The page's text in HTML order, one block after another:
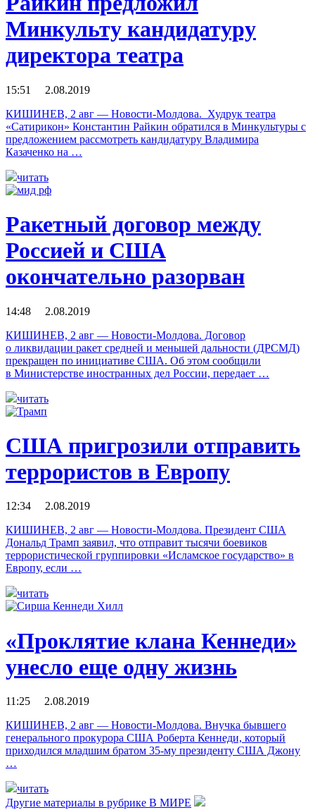
Минкульту кандидатуру
директора театра
15:51 2.08.2019
КИШИНЕВ, 2 авг — Новости-Молдова. Худрук театра
«Сатирикон» Константин Райкин обратился в Минкультуры с
предложением рассмотреть кандидатуру Владимира
Казаченко на …
читать
Ракетный договор между
Россией и США
окончательно разорван
14:48 2.08.2019
КИШИНЕВ, 2 авг — Новости-Молдова. Договор
о ликвидации ракет средней и меньшей дальности (ДРСМД)
прекращен по инициативе США. Об этом сообщили
в Министерстве иностранных дел России, передает …
читать
США пригрозили отправить
террористов в Европу
12:34 2.08.2019
КИШИНЕВ, 2 авг — Новости-Молдова. Президент США
Дональд Трамп заявил, что отправит тысячи боевиков
террористической группировки «Исламское государство» в
Европу, если …
читать
«Проклятие клана Кеннеди»
унесло еще одну жизнь
11:25 2.08.2019
КИШИНЕВ, 2 авг — Новости-Молдова. Внучка бывшего
генерального прокурора США Роберта Кеннеди, который
приходился младшим братом 35-му президенту США Джону
…
читать
Другие материалы в рубрике В МИРЕ